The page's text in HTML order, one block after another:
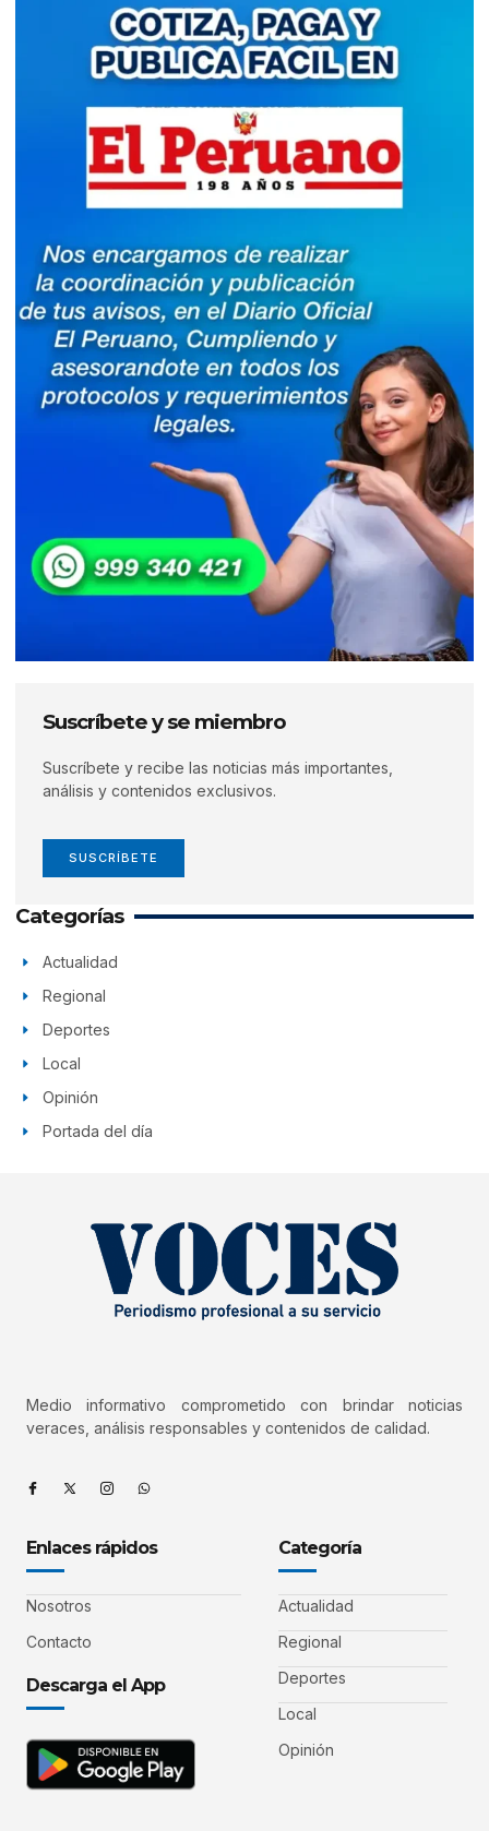
Suscríbete y se miembro
Suscríbete y recibe las noticias más importantes,
análisis y contenidos exclusivos.
SUSCRÍBETE
Categorías
Actualidad
Regional
Deportes
Local
Opinión
Portada del día
Medio informativo comprometido con brindar noticias
veraces, análisis responsables y contenidos de calidad.
Enlaces rápidos
Nosotros
Contacto
Descarga el App
Categoría
Actualidad
Regional
Deportes
Local
Opinión